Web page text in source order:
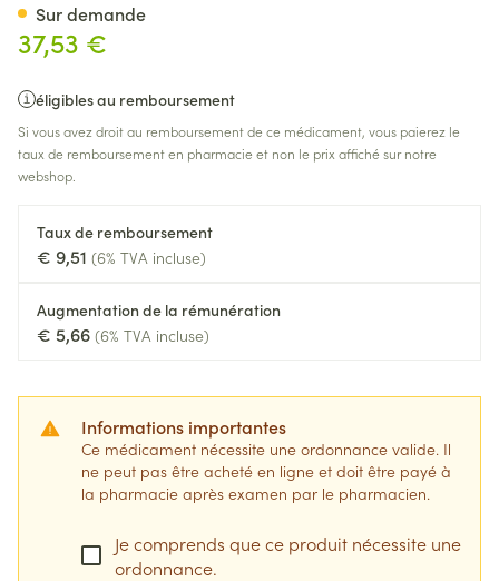
37,53 €
éligibles au remboursement
Si vous avez droit au remboursement de ce médicament, vous paierez le
taux de remboursement en pharmacie et non le prix affiché sur notre
webshop.
Taux de remboursement
€ 9,51 (6% TVA incluse)
Augmentation de la rémunération
€ 5,66 (6% TVA incluse)
Informations importantes
Ce médicament nécessite une ordonnance valide. Il
ne peut pas être acheté en ligne et doit être payé à
la pharmacie après examen par le pharmacien.
Je comprends que ce produit nécessite une
ordonnance.
Sur demande